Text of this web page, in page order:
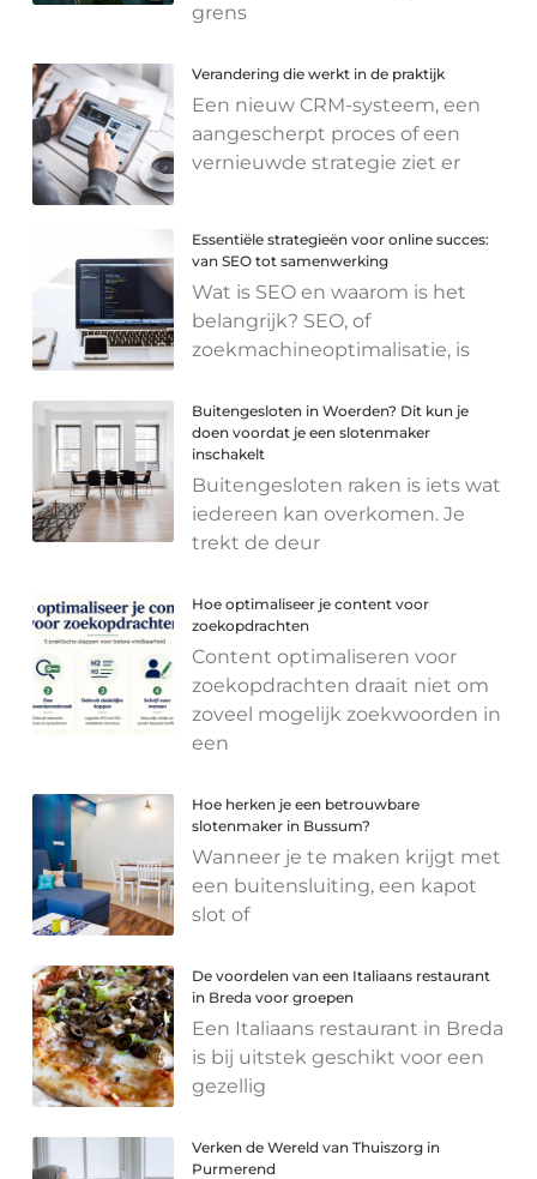
grens
Verandering die werkt in de praktijk
Een nieuw CRM-systeem, een
aangescherpt proces of een
vernieuwde strategie ziet er
Essentiële strategieën voor online succes:
van SEO tot samenwerking
Wat is SEO en waarom is het
belangrijk? SEO, of
zoekmachineoptimalisatie, is
Buitengesloten in Woerden? Dit kun je
doen voordat je een slotenmaker
inschakelt
Buitengesloten raken is iets wat
iedereen kan overkomen. Je
trekt de deur
Hoe optimaliseer je content voor
zoekopdrachten
Content optimaliseren voor
zoekopdrachten draait niet om
zoveel mogelijk zoekwoorden in
een
Hoe herken je een betrouwbare
slotenmaker in Bussum?
Wanneer je te maken krijgt met
een buitensluiting, een kapot
slot of
De voordelen van een Italiaans restaurant
in Breda voor groepen
Een Italiaans restaurant in Breda
is bij uitstek geschikt voor een
gezellig
Verken de Wereld van Thuiszorg in
Purmerend